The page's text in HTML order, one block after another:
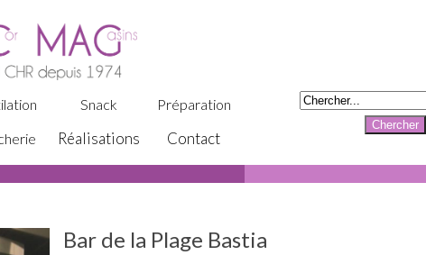
Snack
Préparation
Réalisations Contact
Bar de la Plage Bastia